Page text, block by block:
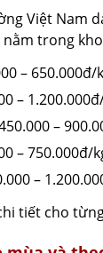
Việt Nam
trong
– 650.000đ/
–
–
– 750.000đ/
–
tiết cho